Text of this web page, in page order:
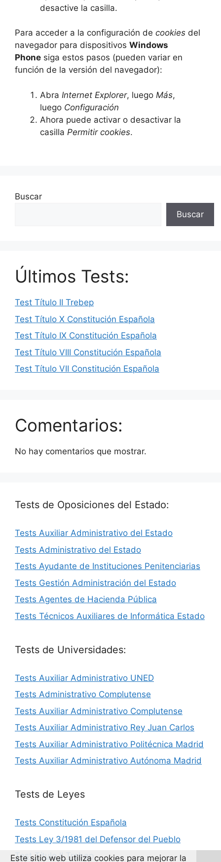
desactive la casilla.
Para acceder a la configuración de cookies del
navegador para dispositivos Windows
Phone siga estos pasos (pueden variar en
función de la versión del navegador):
Abra Internet Explorer, luego Más,
luego Configuración
Ahora puede activar o desactivar la
casilla Permitir cookies.
Buscar
Buscar
Últimos Tests:
Test Título II Trebep
Test Título X Constitución Española
Test Título IX Constitución Española
Test Título VIII Constitución Española
Test Título VII Constitución Española
Comentarios:
No hay comentarios que mostrar.
Tests de Oposiciones del Estado:
Tests Auxiliar Administrativo del Estado
Tests Administrativo del Estado
Tests Ayudante de Instituciones Penitenciarias
Tests Gestión Administración del Estado
Tests Agentes de Hacienda Pública
Tests Técnicos Auxiliares de Informática Estado
Tests de Universidades:
Tests Auxiliar Administrativo UNED
Tests Administrativo Complutense
Tests Auxiliar Administrativo Complutense
Tests Auxiliar Administrativo Rey Juan Carlos
Tests Auxiliar Administrativo Politécnica Madrid
Tests Auxiliar Administrativo Autónoma Madrid
Tests de Leyes
Tests Constitución Española
Tests Ley 3/1981 del Defensor del Pueblo
Test Título II Trebep
Este sitio web utiliza cookies para mejorar la